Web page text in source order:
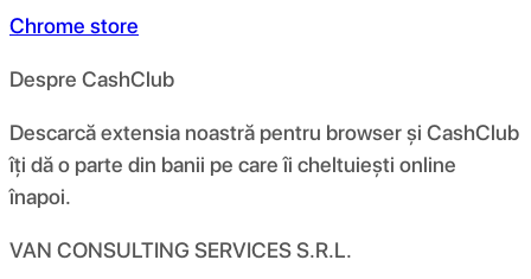
Chrome store
Despre CashClub
Descarcă extensia noastră pentru browser și CashClub
îți dă o parte din banii pe care îi cheltuiești online
înapoi.
VAN CONSULTING SERVICES S.R.L.